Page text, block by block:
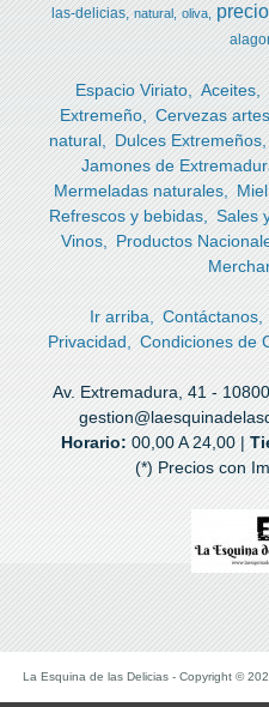
las-delicias natural oliva precio
Espacio Viriato Aceites
Extremeño
Cervezas
natural
Dulces Extremeños
Jamones de
Mermeladas naturales
Miel
Refrescos y bebidas
Sales
Vinos
Productos
Ir arriba Contáctanos
Privacidad
Condiciones de
Av. Extremadura, 41 -
Horario: 00,00 A 24,00 |
(*) Precios con
La Esquina de las Delicias - Copyright ©